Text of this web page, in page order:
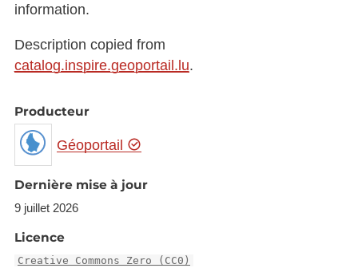
information.
Description copied from
catalog.inspire.geoportail.lu.
Producteur
Géoportail
Dernière mise à jour
9 juillet 2026
Licence
Creative Commons Zero (CC0)